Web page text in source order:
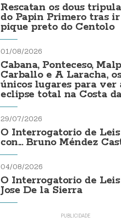
Rescatan os dous
do Papin Primero tras
pique preto do Centolo
01/08/2026
Cabana, Ponteceso,
Carballo e A Laracha,
únicos lugares para ver
eclipse total na Costa
29/07/2026
O Interrogatorio de Leis
con... Bruno Méndez
04/08/2026
O Interrogatorio de Leis
Jose De la Sierra